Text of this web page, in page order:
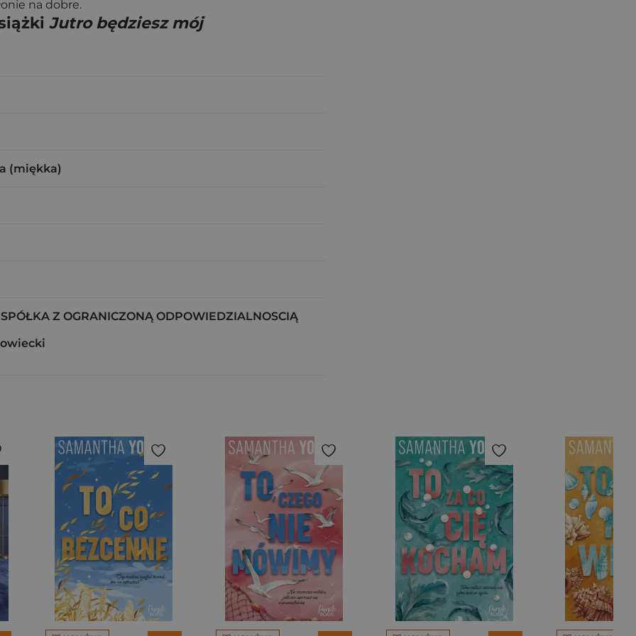
na dobre.
Jutro będziesz mój
(miękka)
Z OGRANICZONĄ ODPOWIEDZIALNOSCIĄ